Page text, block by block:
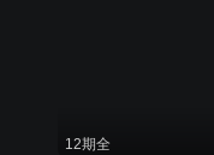
12期全